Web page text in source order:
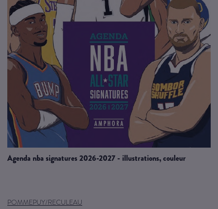
agenda nba signatures 2026-2027 - illustrations, couleur
POMMEPUY/RECULEAU